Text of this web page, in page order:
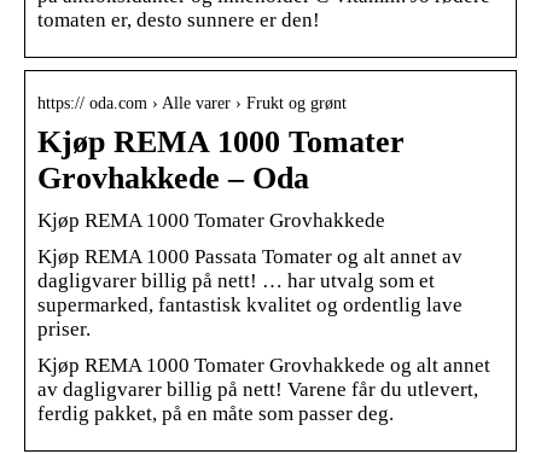
tomaten er, desto sunnere er den!
https:// oda.com › Alle varer › Frukt og grønt
Kjøp REMA 1000 Tomater
Grovhakkede – Oda
Kjøp REMA 1000 Tomater Grovhakkede
Kjøp REMA 1000 Passata Tomater og alt annet av
dagligvarer billig på nett! … har utvalg som et
supermarked, fantastisk kvalitet og ordentlig lave
priser.
Kjøp REMA 1000 Tomater Grovhakkede og alt annet
av dagligvarer billig på nett! Varene får du utlevert,
ferdig pakket, på en måte som passer deg.